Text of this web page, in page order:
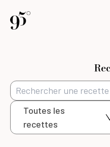
Toutes les
recettes